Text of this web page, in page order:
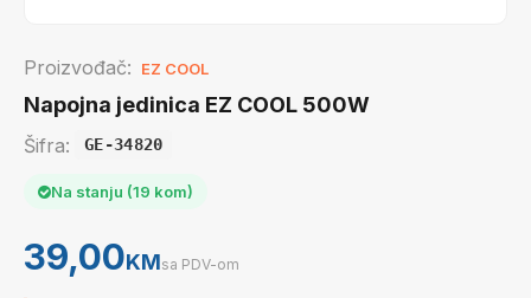
Proizvođač: EZ COOL
Napojna jedinica EZ COOL 500W
Šifra: GE-34820
Na stanju (19 kom)
39,00KMsa PDV-om